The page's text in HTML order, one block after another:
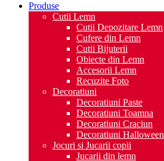
Produse
Cutii Lemn
Cutii Depozitare Lemn
Cufere din Lemn
Cutii Bijuterii
Obiecte din Lemn
Accesorii Lemn
Recuzite Foto
Decoratiuni
Decoratiuni Paste
Decoratiuni Toamna
Decoratiuni Craciun
Decoratiuni Halloween
Jocuri si Jucarii copii
Jucarii din lemn